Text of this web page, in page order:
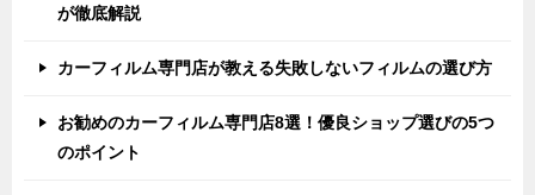
が徹底解説
カーフィルム専門店が教える失敗しないフィルムの選び方
お勧めのカーフィルム専門店8選！優良ショップ選びの5つ
のポイント